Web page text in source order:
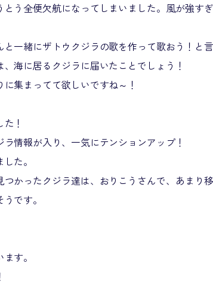
う全便欠航になってしまいました。風が強す
一緒にザトウクジラの歌を作って歌おう！と
海に居るクジラに届いたことでしょう！
集まってて欲しいですね～！
！
情報が入り、一気にテンションアップ！
た。
かったクジラ達は、おりこうさんで、あまり
です。
す。